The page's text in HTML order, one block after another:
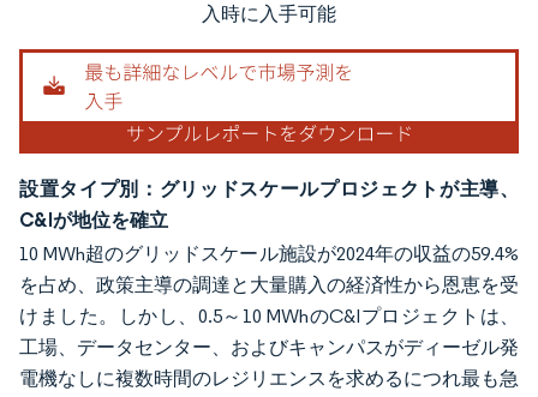
入時に入手可能
設置タイプ別：グリッドスケールプロジェクトが主導、
C&Iが地位を確立
10 MWh超のグリッドスケール施設が2024年の収益の59.4%
を占め、政策主導の調達と大量購入の経済性から恩恵を受
けました。しかし、0.5～10 MWhのC&Iプロジェクトは、
工場、データセンター、およびキャンパスがディーゼル発
電機なしに複数時間のレジリエンスを求めるにつれ最も急